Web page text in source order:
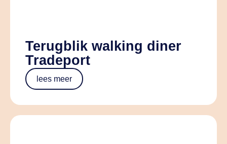
Terugblik walking diner
Tradeport
lees meer